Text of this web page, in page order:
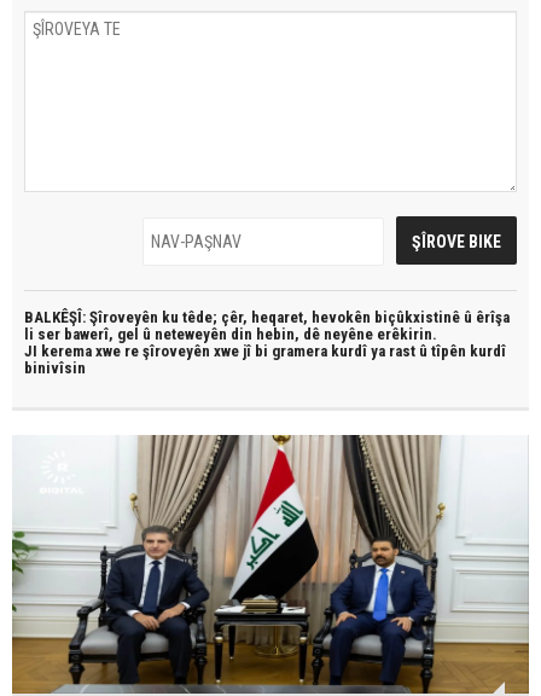
BALKÊŞÎ: Şîroveyên ku têde; çêr, heqaret, hevokên biçûkxistinê û êrîşa
li ser bawerî, gel û neteweyên din hebin, dê neyêne erêkirin.
JI kerema xwe re şîroveyên xwe jî bi gramera kurdî ya rast û tîpên kurdî
binivîsin